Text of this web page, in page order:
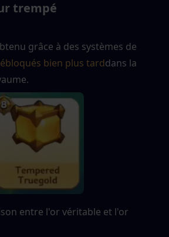
trempé
grâce à des systèmes de
bien plus tarddans la
entre l'or véritable et l'or